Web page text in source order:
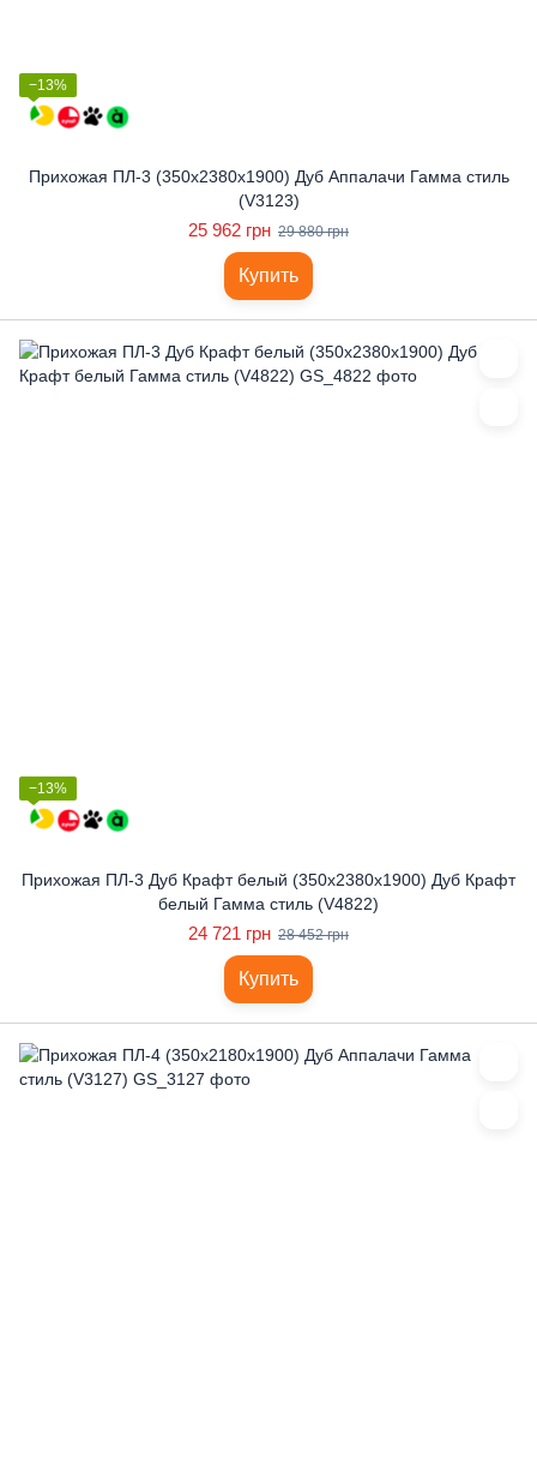
−13%
Прихожая ПЛ-3 (350x2380x1900) Дуб Аппалачи Гамма стиль
(V3123)
25 962 грн 29 880 грн
Купить
−13%
Прихожая ПЛ-3 Дуб Крафт белый (350x2380x1900) Дуб Крафт
белый Гамма стиль (V4822)
24 721 грн 28 452 грн
Купить